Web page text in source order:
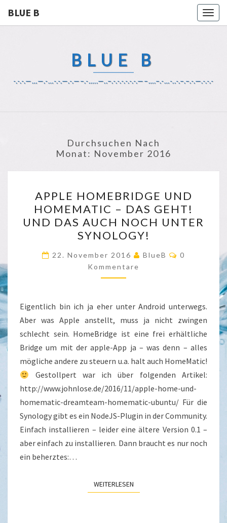
BLUE B
BLUE B
-.-.-.—…—.-…-.-.—.-.—–.-…..—..–.-.-.-.-.-.-.—–….–.-…-..-.–.–.-.—.-.-.-
Durchsuchen Nach
Monat: November 2016
HOMEBRIDGE
UND
HOMEMATIC
–
DAS
GEHT!
UND
AUCH
NOCH
UNTER
SYNOLOGY!
APPLE HOMEBRIDGE UND
HOMEMATIC – DAS GEHT!
UND DAS AUCH NOCH UNTER
SYNOLOGY!
22. November 2016 BlueB
0
Kommentare
Eigentlich bin ich ja eher unter Android unterwegs.
Aber was Apple anstellt, muss ja nicht zwingen
schlecht sein. HomeBridge ist eine frei erhältliche
Bridge um mit der apple-App ja – was denn – alles
mögliche andere zu steuern u.a. halt auch HomeMatic!
Gestollpert war ich über folgenden Artikel:
http://www.johnlose.de/2016/11/apple-home-und-
homematic-dreamteam-homematic-ubuntu/ Für die
Synology gibt es ein NodeJS-Plugin in der Community.
Einfach installieren – leider eine ältere Version 0.1 –
aber einfach zu installieren. Dann braucht es nur noch
ein beherztes:…
WEITERLESENWEITERLESEN